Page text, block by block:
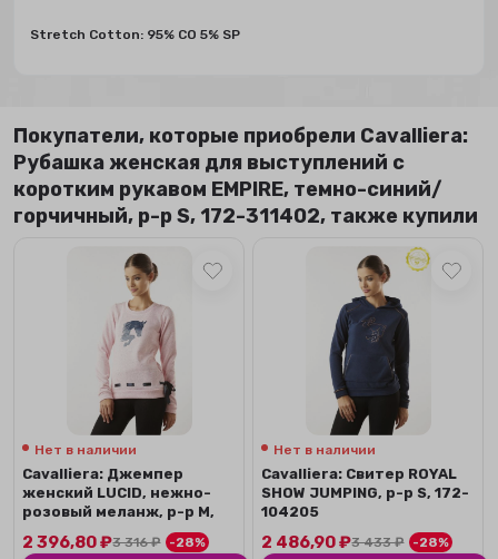
Stretch Cotton: 95% CO 5% SP
Покупатели, которые приобрели Сavalliera:
Рубашка женская для выступлений с
коротким рукавом EMPIRE, темно-синий/
горчичный, р-р S, 172-311402, также купили
Нет в наличии
Сavalliera: Джемпер
женский LUCID, нежно-
розовый меланж, р-р М,
2 396,80₽3 316₽ -28%
Нет в наличии
Сavalliera: Свитер ROYAL
SHOW JUMPING, р-р S, 172-
104205
2 486,90₽3 433₽ -28%